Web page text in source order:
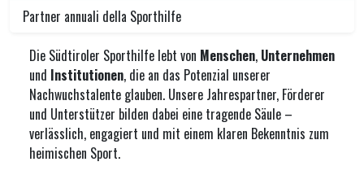
Partner annuali della Sporthilfe
Die Südtiroler Sporthilfe lebt von Menschen, Unternehmen
und Institutionen, die an das Potenzial unserer
Nachwuchstalente glauben. Unsere Jahrespartner, Förderer
und Unterstützer bilden dabei eine tragende Säule –
verlässlich, engagiert und mit einem klaren Bekenntnis zum
heimischen Sport.